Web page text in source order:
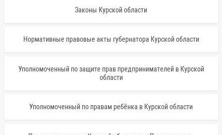
Законы Курской области
Нормативные правовые акты губернатора Курской области
Уполномоченный по защите прав предпринимателей в Курской
области
Уполномоченный по правам ребёнка в Курской области